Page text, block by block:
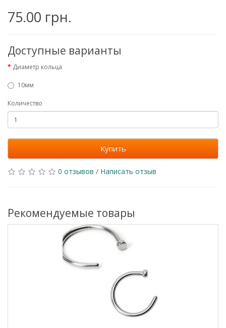
75.00 грн.
Доступные варианты
Диаметр кольца
10мм
Количество
Купить
0 отзывов / Написать отзыв
Рекомендуемые товары